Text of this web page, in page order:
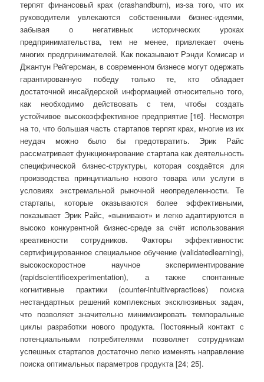
терпят финансовый крах (crashandburn), из-за того, что их
руководители увлекаются собственными бизнес-идеями,
забывая о негативных исторических уроках
предпринимательства, тем не менее, привлекает очень
многих предпринимателей. Как показывают Рэнди Комисар и
Джантун Рейгерсман, в современном бизнесе могут одержать
гарантированную победу только те, кто обладает
достаточной инсайдерской информацией относительно того,
как необходимо действовать с тем, чтобы создать
устойчивое высокоэффективное предприятие [16]. Несмотря
на то, что большая часть стартапов терпят крах, многие из их
неудач можно было бы предотвратить. Эрик Райс
рассматривает функционирование стартапа как деятельность
специфической бизнес-структуры, которая создаётся для
производства принципиально нового товара или услуги в
условиях экстремальной рыночной неопределенности. Те
стартапы, которые оказываются более эффективными,
показывает Эрик Райс, «выживают» и легко адаптируются в
высоко конкурентной бизнес-среде за счёт использования
креативности сотрудников. Факторы эффективности:
сертифицированное специальное обучение (validatedlearning),
высокоскоростное научное экспериментирование
(rapidscientificexperimentation), а также спонтанные
когнитивные практики (counter-intuitivepractices) поиска
нестандартных решений комплексных эксклюзивных задач,
что позволяет значительно минимизировать темпоральные
циклы разработки нового продукта. Постоянный контакт с
потенциальными потребителями позволяет сотрудникам
успешных стартапов достаточно легко изменять направление
поиска оптимальных параметров продукта [24; 25].